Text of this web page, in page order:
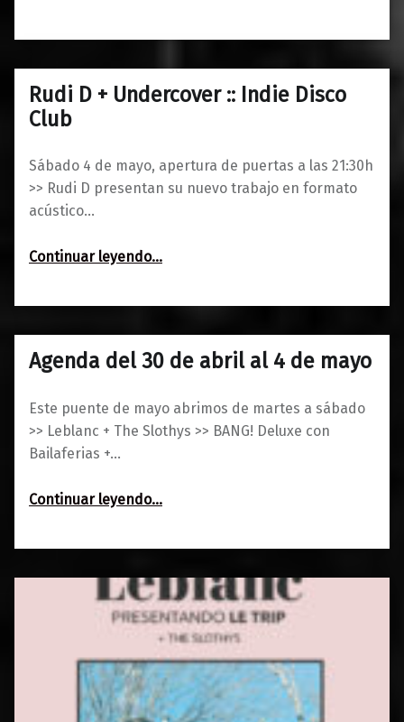
Rudi D + Undercover :: Indie Disco
Club
Sábado 4 de mayo, apertura de puertas a las 21:30h
>> Rudi D presentan su nuevo trabajo en formato
acústico…
Continuar leyendo“Rudi D + Undercover :: Indie Disco Club”
…
30/04/2019
0
Maravillas
Agenda del 30 de abril al 4 de mayo
Este puente de mayo abrimos de martes a sábado
>> Leblanc + The Slothys >> BANG! Deluxe con
Bailaferias +…
Continuar leyendo“Agenda del 30 de abril al 4 de mayo”
…
30/04/20190
Maravillas